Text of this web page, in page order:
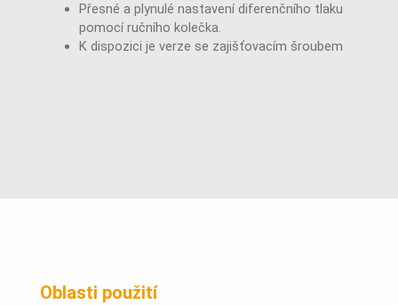
Přesné a plynulé nastavení diferenčního tlaku
pomocí ručního kolečka.
K dispozici je verze se zajišťovacím šroubem
Oblasti použití